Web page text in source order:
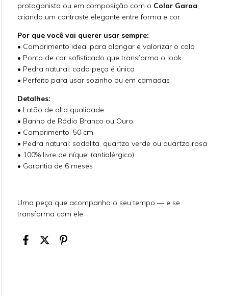
protagonista ou em composição com o Colar Garoa,
criando um contraste elegante entre forma e cor.
Por que você vai querer usar sempre:
• Comprimento ideal para alongar e valorizar o colo
• Ponto de cor sofisticado que transforma o look
• Pedra natural: cada peça é única
• Perfeito para usar sozinho ou em camadas
Detalhes:
• Latão de alta qualidade
• Banho de Ródio Branco ou Ouro
• Comprimento: 50 cm
• Pedra natural: sodalita, quartzo verde ou quartzo rosa
• 100% livre de níquel (antialérgico)
• Garantia de 6 meses
Uma peça que acompanha o seu tempo — e se
transforma com ele.